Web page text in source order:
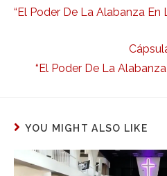
“El Poder De La Alabanza En
“El Poder De La
YOU MIGHT ALSO LIKE